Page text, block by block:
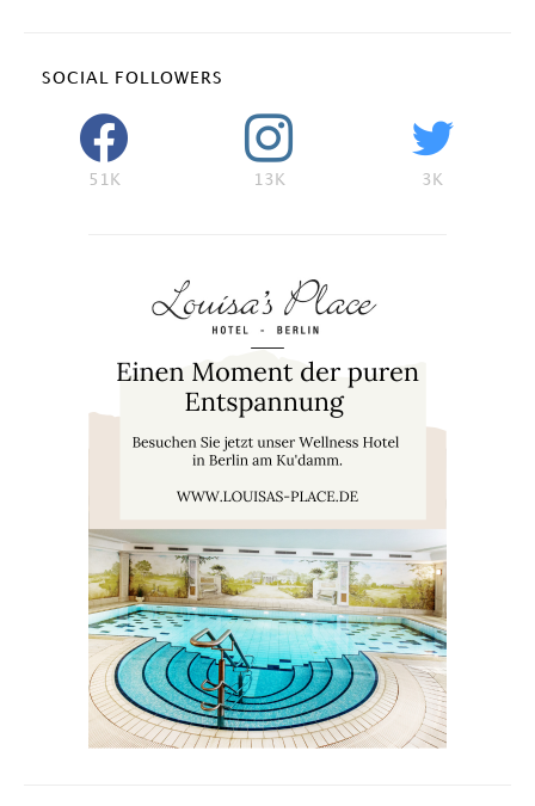
SOCIAL FOLLOWERS
51K 13K 3K